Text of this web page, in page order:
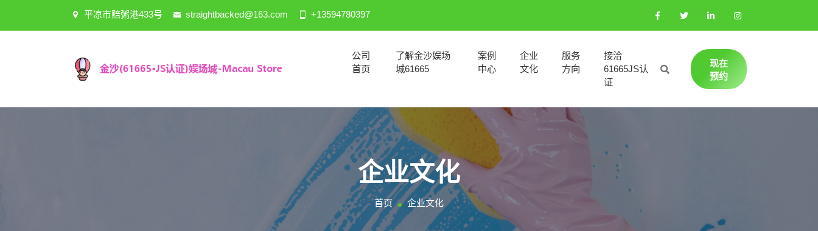
平凉市赔粥港433号 straightbacked@163.com +13594780397
公司
首页
了解金沙娱场
城61665
案例
中心
企业
文化
服务
方向
接洽
61665JS认
证
现在
预约
企业文化
首页 企业文化